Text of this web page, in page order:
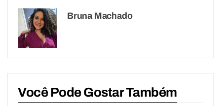
Bruna Machado
Você Pode Gostar Também